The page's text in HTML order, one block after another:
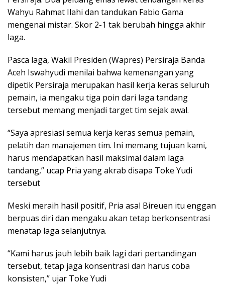
Wahyu Rahmat Ilahi dan tandukan Fabio Gama
mengenai mistar. Skor 2-1 tak berubah hingga akhir
laga.
Pasca laga, Wakil Presiden (Wapres) Persiraja Banda
Aceh Iswahyudi menilai bahwa kemenangan yang
dipetik Persiraja merupakan hasil kerja keras seluruh
pemain, ia mengaku tiga poin dari laga tandang
tersebut memang menjadi target tim sejak awal.
“Saya apresiasi semua kerja keras semua pemain,
pelatih dan manajemen tim. Ini memang tujuan kami,
harus mendapatkan hasil maksimal dalam laga
tandang,” ucap Pria yang akrab disapa Toke Yudi
tersebut
Meski meraih hasil positif, Pria asal Bireuen itu enggan
berpuas diri dan mengaku akan tetap berkonsentrasi
menatap laga selanjutnya.
“Kami harus jauh lebih baik lagi dari pertandingan
tersebut, tetap jaga konsentrasi dan harus coba
konsisten,” ujar Toke Yudi